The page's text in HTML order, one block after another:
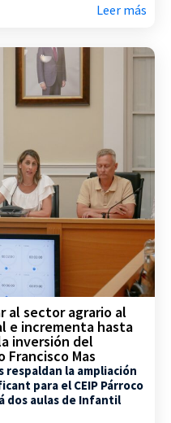
Leer más
al sector agrario al
e incrementa hasta
inversión del
Francisco Mas
respaldan la ampliación
para el CEIP Párroco
dos aulas de Infantil